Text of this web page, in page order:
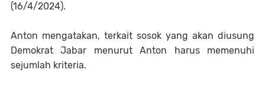
(16/4/2024).
Anton mengatakan, terkait sosok yang akan diusung
Demokrat Jabar menurut Anton harus memenuhi
sejumlah kriteria.